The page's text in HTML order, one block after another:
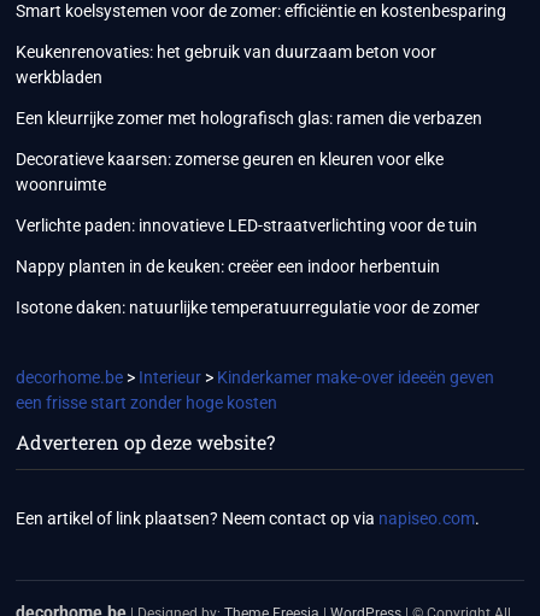
Smart koelsystemen voor de zomer: efficiëntie en kostenbesparing
Keukenrenovaties: het gebruik van duurzaam beton voor
werkbladen
Een kleurrijke zomer met holografisch glas: ramen die verbazen
Decoratieve kaarsen: zomerse geuren en kleuren voor elke
woonruimte
Verlichte paden: innovatieve LED-straatverlichting voor de tuin
Nappy planten in de keuken: creëer een indoor herbentuin
Isotone daken: natuurlijke temperatuurregulatie voor de zomer
decorhome.be > Interieur > Kinderkamer make-over ideeën geven
een frisse start zonder hoge kosten
Adverteren op deze website?
Een artikel of link plaatsen? Neem contact op via napiseo.com.